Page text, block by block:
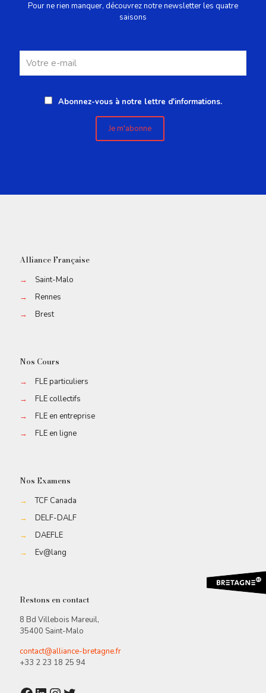
Pour ne rien manquer, découvrez notre newsletter les quatre
saisons
Abonnez-vous à notre lettre d'informations.
Alliance Française
→
Saint-Malo
→
Rennes
→
Brest
Nos Cours
→
FLE particuliers
→
FLE collectifs
→
FLE en entreprise
→
FLE en ligne
Nos Examens
→
TCF Canada
→
DELF-DALF
→
DAEFLE
→
Ev@lang
Restons en contact
8 Bd Villebois Mareuil,
35400 Saint-Malo
contact@alliance-bretagne.fr
+33 2 23 18 25 94